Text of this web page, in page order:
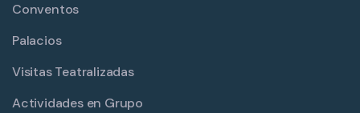
Conventos
Palacios
Visitas Teatralizadas
Actividades en Grupo